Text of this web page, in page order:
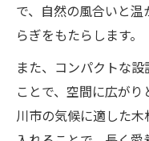
で、自然の風合いと
らぎをもたらします。
また、コンパクトな
ことで、空間に広が
川市の気候に適した